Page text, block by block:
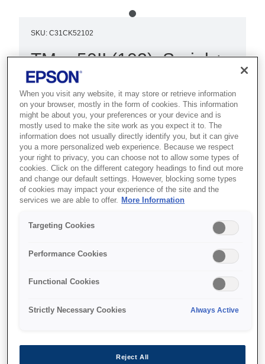
SKU: C31CK52102
TM-m50II (102): Serial +
USB + Ethernet + NES,
Black, PS, EU
Best for high-volume POS
environments that need a compact
receipt printer with a large paper
capacity.
Compact cube design
Де купити
When you visit any website, it may store or retrieve information
on your browser, mostly in the form of cookies. This information
might be about you, your preferences or your device and is
mostly used to make the site work as you expect it to. The
information does not usually directly identify you, but it can give
you a more personalized web experience. Because we respect
your right to privacy, you can choose not to allow some types of
cookies. Click on the different category headings to find out more
and change our default settings. However, blocking some types
of cookies may impact your experience of the site and the
services we are able to offer. More Information
Targeting Cookies
Performance Cookies
Functional Cookies
Strictly Necessary Cookies Always Active
Reject All